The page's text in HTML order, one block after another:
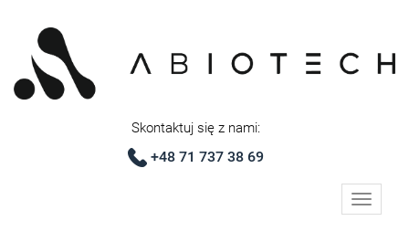
Skontaktuj się z nami:
+48 71 737 38 69
Toggle